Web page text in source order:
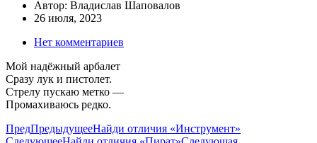
Автор: Владислав Шаповалов
26 июля, 2023
Нет комментариев
Мой надёжный арбалет
Сразу лук и пистолет.
Стрелу пускаю метко —
Промахиваюсь редко.
ПредПредыдущееНайди отличия «Инструмент»